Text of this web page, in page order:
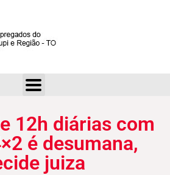
12h diárias com
é desumana,
juiza